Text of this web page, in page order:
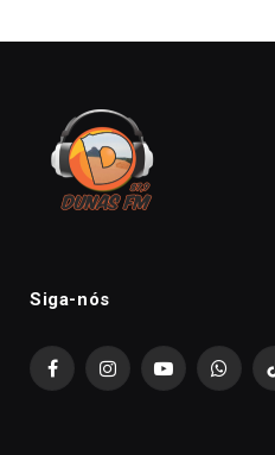
Siga-nós
FacebookInstagramYouTube